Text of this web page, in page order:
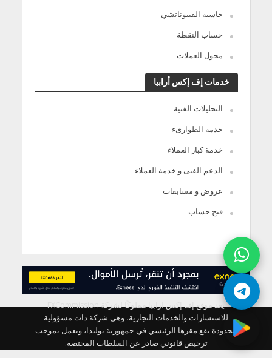
حاسبة الفيبوناتشي
حساب النقطة
محول العملات
خدمات إف إكس أرابيا
التحليلات الفنية
خدمة الطوارىء
خدمة كبار العملاء
الدعم الفنى و خدمة العملاء
عروض و مسابقات
فتح حساب
يعد موقع إف إكس ارابيا مملوكًا لشركة FXCommission
للاستشارات والخدمات التجارية، وهي شركة ذات مسؤولية
محدودة يقع مقرها الرئيسي في جمهورية بولندا، وتعمل بموجب
ترخيص قانوني صادر عن السلطات المختصة.